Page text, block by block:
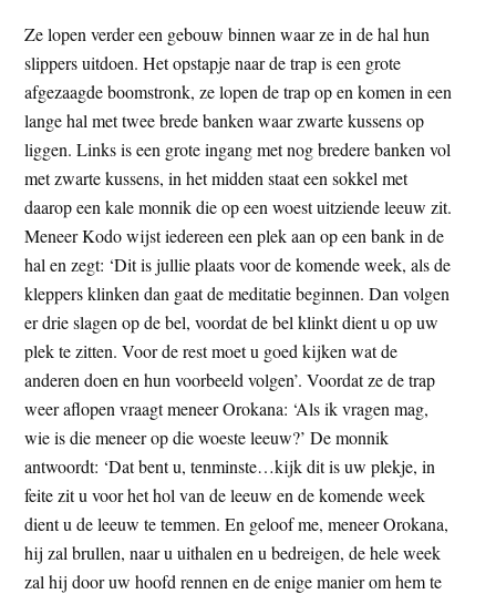
Ze lopen verder een gebouw binnen waar ze in de hal hun
slippers uitdoen. Het opstapje naar de trap is een grote
afgezaagde boomstronk, ze lopen de trap op en komen in een
lange hal met twee brede banken waar zwarte kussens op
liggen. Links is een grote ingang met nog bredere banken vol
met zwarte kussens, in het midden staat een sokkel met
daarop een kale monnik die op een woest uitziende leeuw zit.
Meneer Kodo wijst iedereen een plek aan op een bank in de
hal en zegt: ‘Dit is jullie plaats voor de komende week, als de
kleppers klinken dan gaat de meditatie beginnen. Dan volgen
er drie slagen op de bel, voordat de bel klinkt dient u op uw
plek te zitten. Voor de rest moet u goed kijken wat de
anderen doen en hun voorbeeld volgen’. Voordat ze de trap
weer aflopen vraagt meneer Orokana: ‘Als ik vragen mag,
wie is die meneer op die woeste leeuw?’ De monnik
antwoordt: ‘Dat bent u, tenminste…kijk dit is uw plekje, in
feite zit u voor het hol van de leeuw en de komende week
dient u de leeuw te temmen. En geloof me, meneer Orokana,
hij zal brullen, naar u uithalen en u bedreigen, de hele week
zal hij door uw hoofd rennen en de enige manier om hem te